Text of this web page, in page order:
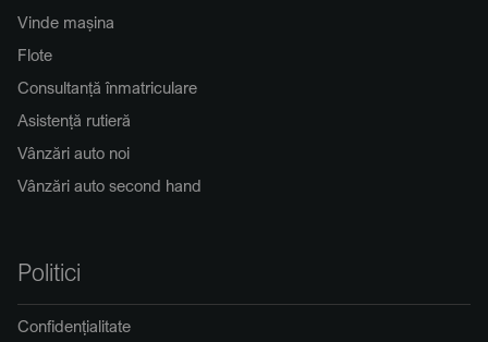
Vinde mașina
Flote
Consultanță înmatriculare
Asistență rutieră
Vânzări auto noi
Vânzări auto second hand
Politici
Confidențialitate